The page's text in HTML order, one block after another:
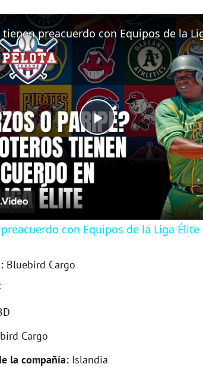
P
y
preacuerdo con Equipos de la
con Equipos de la Liga Élite
Bluebird Cargo
Cargo
la compañía: Islandia